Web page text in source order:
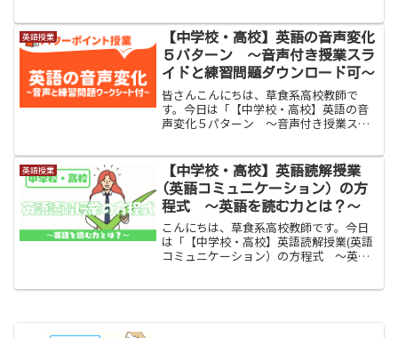
されています。そして、タブレットの画
面を映し出せるプロジェクター...
英語授業
【中学校・高校】英語の音声変化
５パターン 〜音声付き授業スラ
イドと練習問題ダウンロード可〜
皆さんこんにちは、草食系高校教師で
す。今日は「【中学校・高校】英語の音
声変化５パターン 〜音声付き授業スラ
せん」。そのような生徒はたくさんいま
す。それはただ単に「英単語...
英語授業
【中学校・高校】英語読解授業
(英語コミュニケーション）の方
程式 〜英語を読む力とは？〜
こんにちは、草食系高校教師です。今日
は「【中学校・高校】英語読解授業(英語
コミュニケーション）の方程式 〜英語